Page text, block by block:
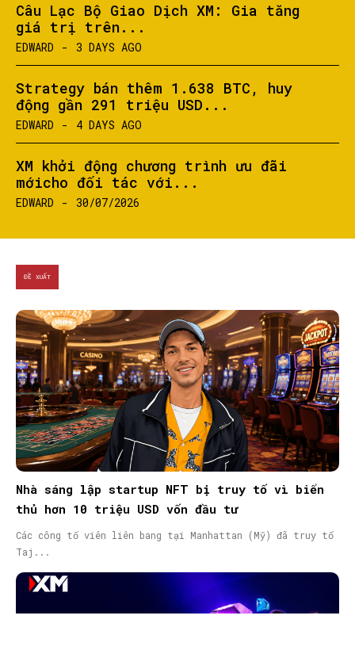
Câu Lạc Bộ Giao Dịch XM: Gia tăng
giá trị trên...
EDWARD - 3 DAYS AGO
Strategy bán thêm 1.638 BTC, huy
động gần 291 triệu USD...
EDWARD - 4 DAYS AGO
XM khởi động chương trình ưu đãi
mớicho đối tác với...
EDWARD - 30/07/2026
ĐỀ XUẤT
Nhà sáng lập startup NFT bị truy tố vì biển
thủ hơn 10 triệu USD vốn đầu tư
Các công tố viên liên bang tại Manhattan (Mỹ) đã truy tố
Taj...